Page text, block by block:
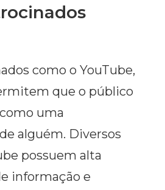
como o YouTube,
que o público
uma
alguém. Diversos
possuem alta
informação e